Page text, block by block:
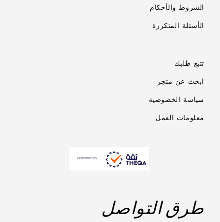
الشروط والأحكام
الأسئلة المتكررة
تتبع طلبك
ابحث عن متجر
سياسة الخصوصية
معلومات العمل
طرق التواصل